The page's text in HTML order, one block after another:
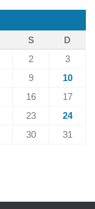
S
D
2
3
9
10
16
17
23
24
30
31